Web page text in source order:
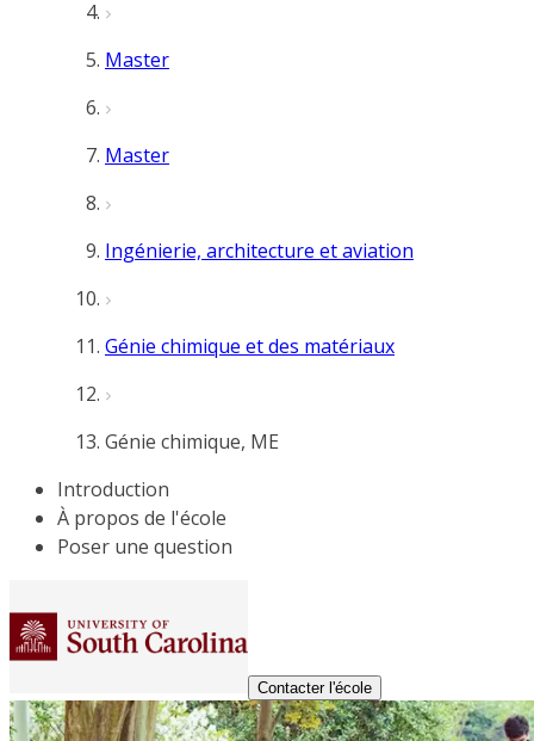
Master
Master
Ingénierie, architecture et aviation
Génie chimique et des matériaux
Génie chimique, ME
Introduction
À propos de l'école
Poser une question
Contacter l'école